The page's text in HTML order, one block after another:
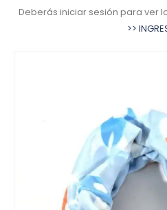
Deberás iniciar sesión para ver
>>